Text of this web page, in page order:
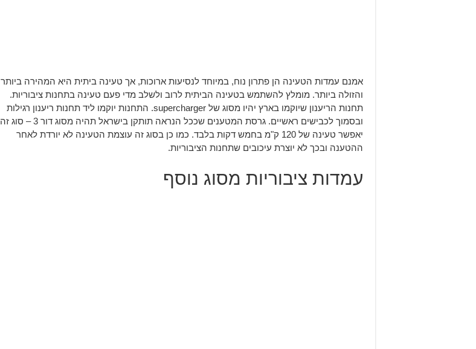
אמנם עמדות הטעינה הן פתרון נוח, במיוחד לנסיעות ארוכות, אך טעינה ביתית היא המהירה ביותר
והזולה ביותר. מומלץ להשתמש בטעינה הביתית לרוב ולשלב מדי פעם טעינה בתחנות ציבוריות.
תחנות הריענון שיוקמו בארץ יהיו מסוג של supercharger. התחנות יוקמו ליד תחנות ריענון רגילות
ובסמוך לכבישים ראשיים. גרסת המטענים שככל הנראה תותקן בישראל תהיה מסוג דור 3 – סוג זה
יאפשר טעינה של 120 ק"מ בחמש דקות בלבד. כמו כן בסוג זה עוצמת הטעינה לא יורדת לאחר
ההטענה ובכך לא יוצרת עיכובים שתחנות הציבוריות.
עמדות ציבוריות מסוג נוסף